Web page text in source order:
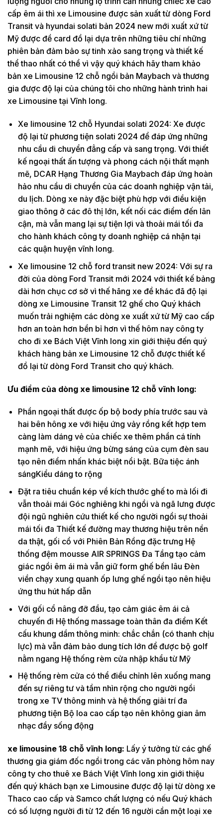
cấp êm ái thì xe Limousine được sản xuất từ dòng Ford
Transit và hyundai solati bản 2024 new mới xuất xứ từ
Mỹ được đề card đồ lại dựa trên những tiêu chí những
phiên bản đảm bảo sự tinh xảo sang trọng và thiết kế
thể thao nhất có thể vì vậy quý khách hãy tham khảo
bản xe Limousine 12 chỗ ngồi bản Maybach và thương
gia được độ lại của chúng tôi cho những hành trình hai
xe Limousine tại Vĩnh long.
Xe limousine 12 chỗ Hyundai solati 2024: Xe được
độ lại từ phương tiện solati 2024 để đáp ứng những
nhu cầu di chuyển đẳng cấp và sang trọng. Với thiết
kế ngoại thất ấn tượng và phong cách nội thất mạnh
mẽ, DCAR Hạng Thương Gia Maybach đáp ứng hoàn
hảo nhu cầu di chuyển của các doanh nghiệp vận tải,
du lịch. Dòng xe này đặc biệt phù hợp với điều kiện
giao thông ở các đô thị lớn, kết nối các điểm đến lân
cận, mà vẫn mang lại sự tiện lợi và thoải mái tối đa
cho hành khách công ty doanh nghiệp cá nhận tại
các quận huyện vĩnh long.
Xe limousine 12 chỗ ford transit new 2024: Với sự ra
đời của dòng Ford Transit mới 2024 với thiết kế bảng
dài hơn chục cơ sở vì thế hãng xe đề khác đã độ lại
dòng xe Limousine Transit 12 ghế cho Quý khách
muốn trải nghiệm các dòng xe xuất xứ từ Mỹ cao cấp
hơn an toàn hơn bền bỉ hơn vì thế hôm nay công ty
cho đi xe Bách Việt Vĩnh long xin giới thiệu đến quý
khách hàng bản xe Limousine 12 chỗ được thiết kế
đồ lại từ dòng Ford Transit cho quý khách.
Ưu điểm của dòng xe limousine 12 chỗ vĩnh long:
Phần ngoại thất được ốp bộ body phía trước sau và
hai bên hông xe với hiệu ứng vảy rồng kết hợp tem
càng làm dáng vẻ của chiếc xe thêm phần cá tính
mạnh mẽ, với hiệu ứng bừng sáng của cụm đèn sau
tạo nên điểm nhấn khác biệt nổi bật. Bữa tiệc ánh
sángKiểu dáng to rộng
Đặt ra tiêu chuẩn kép về kích thước ghế to mà lối đi
vẫn thoải mái Góc nghiêng khi ngồi và ngã lưng được
đội ngũ nghiên cứu thiết kế cho người ngồi sự thoải
mái tối đa Thiết kế đường may thương hiệu trên nền
da thật, gối cổ với Phiên Bản Rồng đặc trưng Hệ
thống đệm mousse AIR SPRINGS Đa Tầng tạo cảm
giác ngồi êm ái mà vẫn giữ form ghế bền lâu Đèn
viền chạy xung quanh ốp lưng ghế ngồi tạo nên hiệu
ứng thu hút hấp dẫn
Với gối cổ nâng đỡ đầu, tạo cảm giác êm ái cả
chuyến đi Hệ thống massage toàn thân đa điểm Kết
cấu khung dầm thông minh: chắc chắn (có thanh chịu
lực) mà vẫn đảm bảo dung tích lớn để được bộ golf
nằm ngang Hệ thống rèm cửa nhập khẩu từ Mỹ
Hệ thống rèm cửa có thể điều chỉnh lên xuống mang
đến sự riêng tư và tầm nhìn rộng cho người ngồi
trong xe TV thông minh và hệ thống giải trí đa
phương tiện Bộ loa cao cấp tạo nên không gian âm
nhạc đầy sống động
xe limousine 18 chỗ vĩnh long: Lấy ý tưởng từ các ghế
thương gia giám đốc ngồi trong các văn phòng hôm nay
công ty cho thuê xe Bách Việt Vĩnh long xin giới thiệu
đến quý khách bạn xe Limousine được độ lại từ dòng xe
Thaco cao cấp và Samco chất lượng có nếu Quý khách
có số lượng người đi từ 12 đến 16 người cần một loại xe